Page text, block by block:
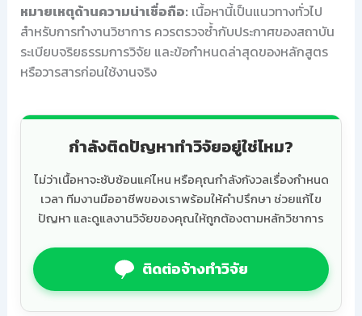
หมายเหตุด้านความน่าเชื่อถือ: เนื้อหานี้เป็นแนวทางทั่วไป
สำหรับการทำงานวิชาการ ควรตรวจซ้ำกับประกาศของสถาบัน
ระเบียบจริยธรรมการวิจัย และข้อกำหนดล่าสุดของหลักสูตร
หรือวารสารก่อนใช้งานจริง
กำลังติดปัญหาทำวิจัยอยู่ใช่ไหม?
ไม่ว่าเนื้อหาจะซับซ้อนแค่ไหน หรือคุณกำลังกังวลเรื่องกำหนด
เวลา ทีมงานมืออาชีพของเราพร้อมให้คำปรึกษา ช่วยแก้ไข
ปัญหา และดูแลงานวิจัยของคุณให้ถูกต้องตามหลักวิชาการ
ติดต่อจ้างทำวิจัย